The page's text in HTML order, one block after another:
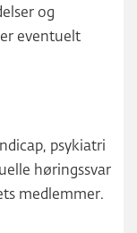
og
eventuelt
psykiatri
høringssvar
medlemmer.